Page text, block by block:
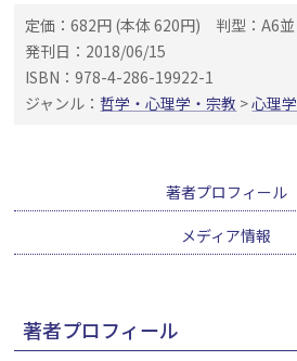
定価：682円 (本体 620円) 判型：A6並
発刊日：2018/06/15
ISBN：978-4-286-19922-1
ジャンル：哲学・心理学・宗教 >心理学
著者プロフィール
メディア情報
著者プロフィール